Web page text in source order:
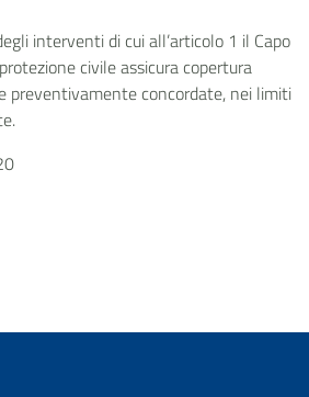
interventi di cui all’articolo 1 il Capo
civile assicura copertura
preventivamente concordate, nei limiti